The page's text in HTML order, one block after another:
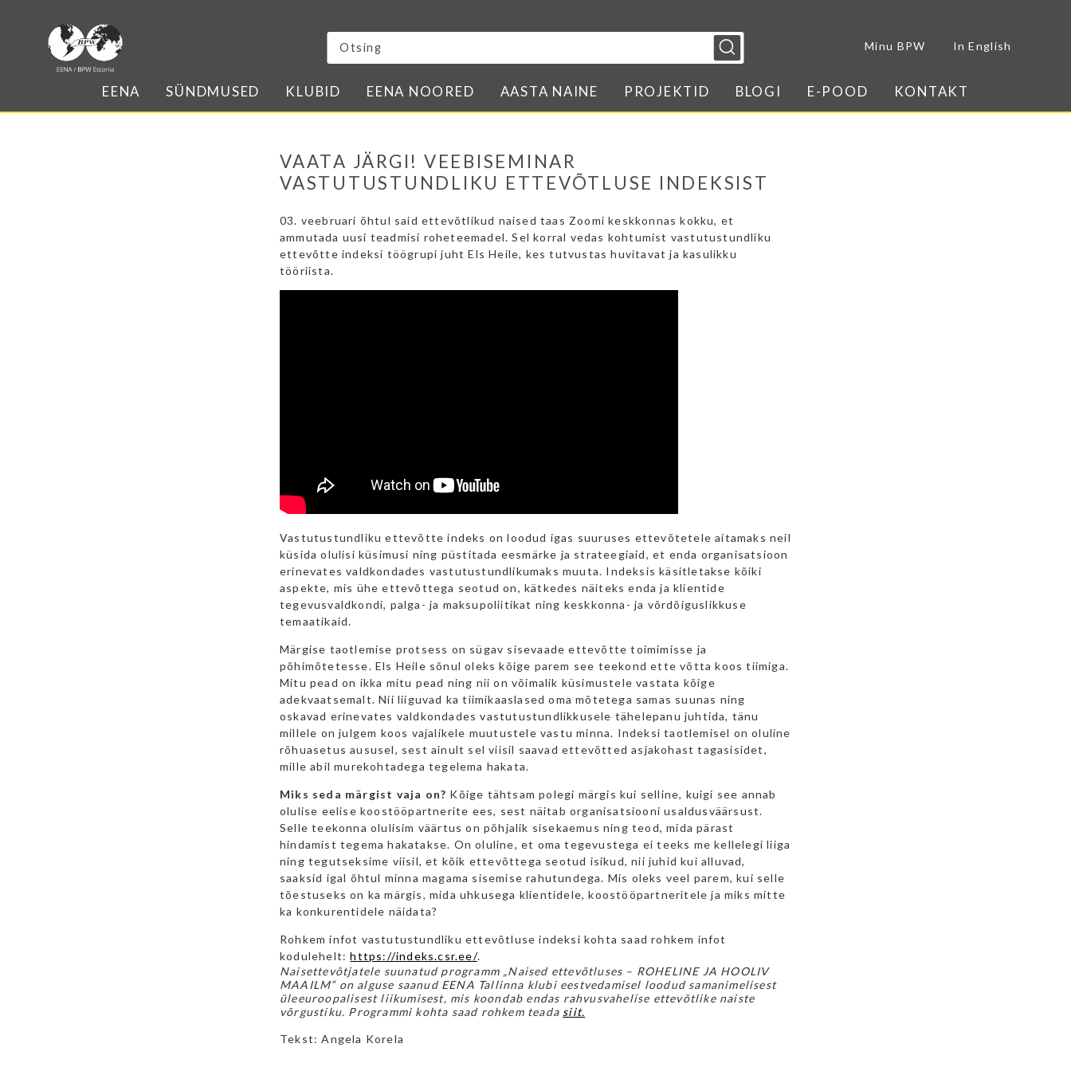
Minu BPW In English
EENA SÜNDMUSED KLUBID EENA NOORED AASTA NAINE PROJEKTID BLOGI E-POOD KONTAKT
VAATA JÄRGI! VEEBISEMINAR
VASTUTUSTUNDLIKU ETTEVÕTLUSE INDEKSIST
03. veebruari õhtul said ettevõtlikud naised taas Zoomi keskkonnas kokku, et
ammutada uusi teadmisi roheteemadel. Sel korral vedas kohtumist vastutustundliku
ettevõtte indeksi töögrupi juht Els Heile, kes tutvustas huvitavat ja kasulikku
tööriista.
Vastutustundliku ettevõtte indeks on loodud igas suuruses ettevõtetele aitamaks neil
küsida olulisi küsimusi ning püstitada eesmärke ja strateegiaid, et enda organisatsioon
erinevates valdkondades vastutustundlikumaks muuta. Indeksis käsitletakse kõiki
aspekte, mis ühe ettevõttega seotud on, kätkedes näiteks enda ja klientide
tegevusvaldkondi, palga- ja maksupoliitikat ning keskkonna- ja võrdõiguslikkuse
temaatikaid.
Märgise taotlemise protsess on sügav sisevaade ettevõtte toimimisse ja
põhimõtetesse. Els Heile sõnul oleks kõige parem see teekond ette võtta koos tiimiga.
Mitu pead on ikka mitu pead ning nii on võimalik küsimustele vastata kõige
adekvaatsemalt. Nii liiguvad ka tiimikaaslased oma mõtetega samas suunas ning
oskavad erinevates valdkondades vastutustundlikkusele tähelepanu juhtida, tänu
millele on julgem koos vajalikele muutustele vastu minna. Indeksi taotlemisel on oluline
rõhuasetus aususel, sest ainult sel viisil saavad ettevõtted asjakohast tagasisidet,
mille abil murekohtadega tegelema hakata.
Miks seda märgist vaja on? Kõige tähtsam polegi märgis kui selline, kuigi see annab
olulise eelise koostööpartnerite ees, sest näitab organisatsiooni usaldusväärsust.
Selle teekonna olulisim väärtus on põhjalik sisekaemus ning teod, mida pärast
hindamist tegema hakatakse. On oluline, et oma tegevustega ei teeks me kellelegi liiga
ning tegutseksime viisil, et kõik ettevõttega seotud isikud, nii juhid kui alluvad,
saaksid igal õhtul minna magama sisemise rahutundega. Mis oleks veel parem, kui selle
tõestuseks on ka märgis, mida uhkusega klientidele, koostööpartneritele ja miks mitte
ka konkurentidele näidata?
Rohkem infot vastutustundliku ettevõtluse indeksi kohta saad rohkem infot
kodulehelt:https://indeks.csr.ee/.
Naisettevõtjatele suunatud programm „Naised ettevõtluses – ROHELINE JA HOOLIV
MAAILM“ on alguse saanud EENA Tallinna klubi eestvedamisel loodud samanimelisest
üleeuroopalisest liikumisest, mis koondab endas rahvusvahelise ettevõtlike naiste
võrgustiku. Programmi kohta saad rohkem teada siit.
Tekst: Angela Korela